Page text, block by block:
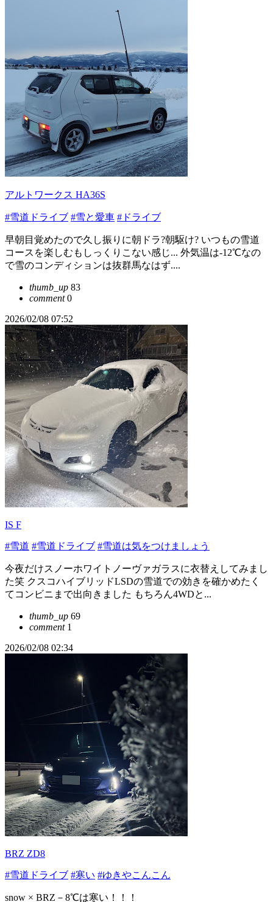
アルトワークス HA36S
#雪道ドライブ #雪と愛車 #ドライブ
早朝目覚めたので久し振りに朝ドラ?朝駆け? いつもの雪道
コースを楽しむもしっくりこない感じ... 外気温は-12℃なの
で雪のコンディションは抜群馬なはず....
thumb_up 83
comment0
2026/02/08 07:52
IS F
#雪道 #雪道ドライブ #雪道は気をつけましょう
今夜だけスノーホワイトノーヴァガラスに衣替えしてみまし
た笑 クスコハイブリッドLSDの雪道での効きを確かめたく
てコンビニまで出向きました もちろん4WDと...
thumb_up 69
comment1
2026/02/08 02:34
BRZ ZD8
#雪道ドライブ #寒い #ゆきやこんこん
snow × BRZ－8℃は寒い！！！